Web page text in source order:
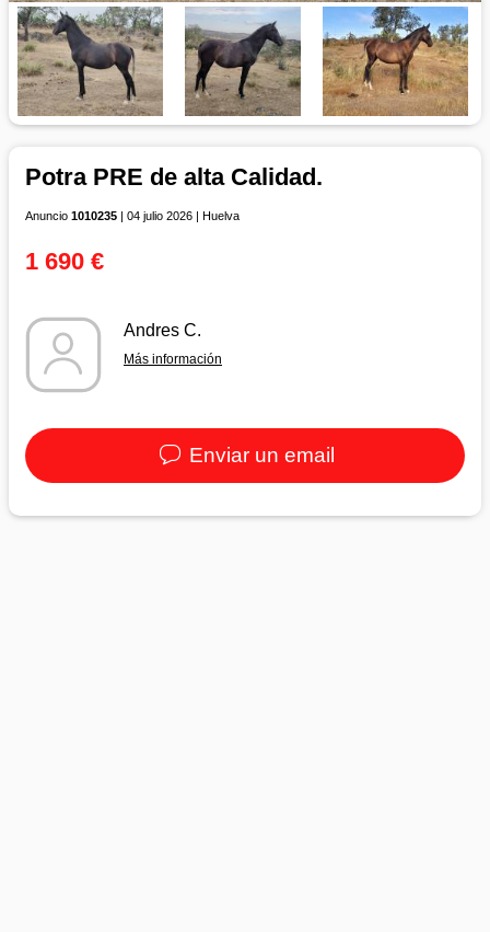
Potra PRE de alta Calidad.
Anuncio 1010235 | 04 julio 2026 | Huelva
1 690 €
Andres C.
Más información
Enviar un email